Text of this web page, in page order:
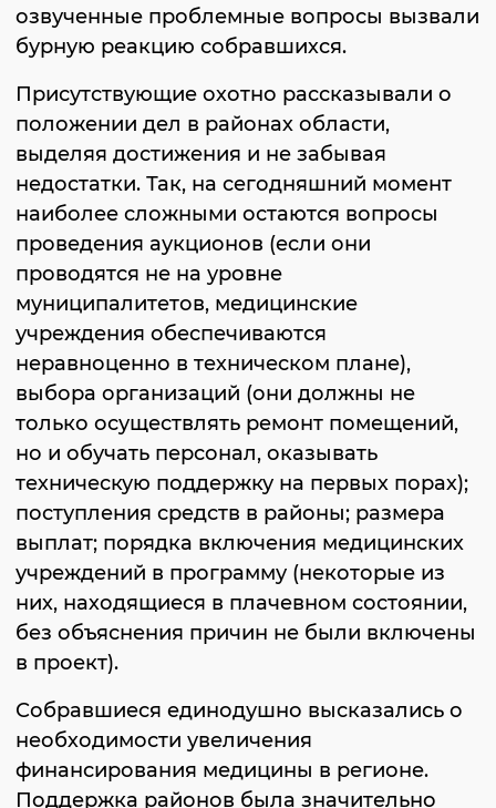
озвученные проблемные вопросы вызвали
бурную реакцию собравшихся.
Присутствующие охотно рассказывали о
положении дел в районах области,
выделяя достижения и не забывая
недостатки. Так, на сегодняшний момент
наиболее сложными остаются вопросы
проведения аукционов (если они
проводятся не на уровне
муниципалитетов, медицинские
учреждения обеспечиваются
неравноценно в техническом плане),
выбора организаций (они должны не
только осуществлять ремонт помещений,
но и обучать персонал, оказывать
техническую поддержку на первых порах);
поступления средств в районы; размера
выплат; порядка включения медицинских
учреждений в программу (некоторые из
них, находящиеся в плачевном состоянии,
без объяснения причин не были включены
в проект).
Собравшиеся единодушно высказались о
необходимости увеличения
финансирования медицины в регионе.
Поддержка районов была значительно